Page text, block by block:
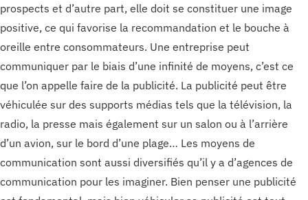
prospects et d’autre part, elle doit se constituer une image
positive, ce qui favorise la recommandation et le bouche à
oreille entre consommateurs. Une entreprise peut
communiquer par le biais d’une infinité de moyens, c’est ce
que l’on appelle faire de la publicité. La publicité peut être
véhiculée sur des supports médias tels que la télévision, la
radio, la presse mais également sur un salon ou à l’arrière
d’un avion, sur le bord d’une plage… Les moyens de
communication sont aussi diversifiés qu’il y a d’agences de
communication pour les imaginer. Bien penser une publicité